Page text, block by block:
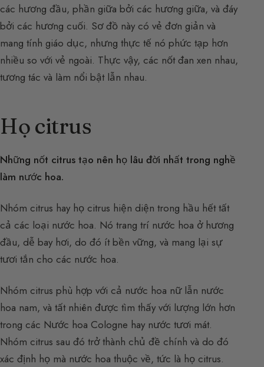
các hương đầu, phần giữa bởi các hương giữa, và đáy
bởi các hương cuối. Sơ đồ này có vẻ đơn giản và
mang tính giáo dục, nhưng thực tế nó phức tạp hơn
nhiều so với vẻ ngoài. Thực vậy, các nốt đan xen nhau,
tương tác và làm nổi bật lẫn nhau.
Họ citrus
Những nốt citrus tạo nên họ lâu đời nhất trong nghề
làm nước hoa.
Nhóm citrus hay họ citrus hiện diện trong hầu hết tất
cả các loại nước hoa. Nó trang trí nước hoa ở hương
đầu, dễ bay hơi, do đó ít bền vững, và mang lại sự
tươi tắn cho các nước hoa.
Nhóm citrus phù hợp với cả nước hoa nữ lẫn nước
hoa nam, và tất nhiên được tìm thấy với lượng lớn hơn
trong các Nước hoa Cologne hay nước tươi mát.
Nhóm citrus sau đó trở thành chủ đề chính và do đó
xác định họ mà nước hoa thuộc về, tức là họ citrus.